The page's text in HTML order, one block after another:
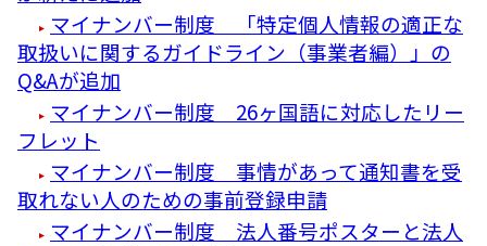
マイナンバー制度 「特定個人情報の適正な
取扱いに関するガイドライン（事業者編）」の
Q&Aが追加
マイナンバー制度 26ヶ国語に対応したリー
フレット
マイナンバー制度 事情があって通知書を受
取れない人のための事前登録申請
マイナンバー制度 法人番号ポスターと法人